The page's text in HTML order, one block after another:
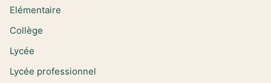
Elémentaire
Collège
Lycée
Lycée professionnel